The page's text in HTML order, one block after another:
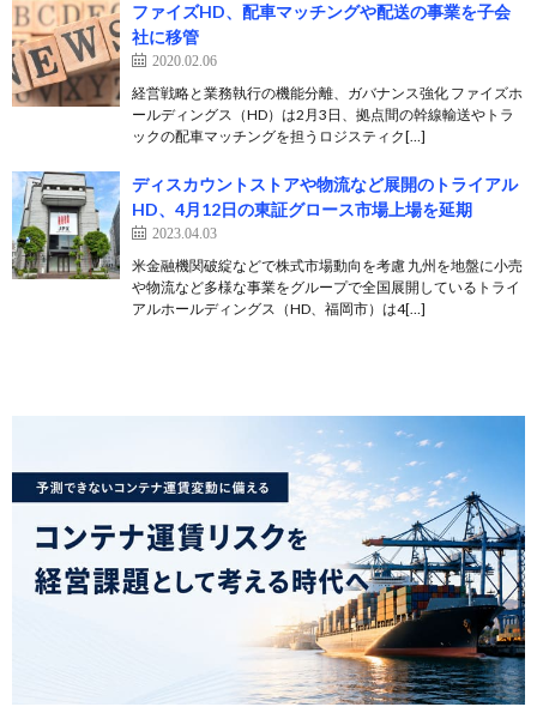
ファイズHD、配車マッチングや配送の事業を子会
社に移管
2020.02.06
経営戦略と業務執行の機能分離、ガバナンス強化 ファイズホ
ールディングス（HD）は2月3日、拠点間の幹線輸送やトラ
ックの配車マッチングを担うロジスティク[…]
ディスカウントストアや物流など展開のトライアル
HD、4月12日の東証グロース市場上場を延期
2023.04.03
米金融機関破綻などで株式市場動向を考慮 九州を地盤に小売
や物流など多様な事業をグループで全国展開しているトライ
アルホールディングス（HD、福岡市）は4[…]